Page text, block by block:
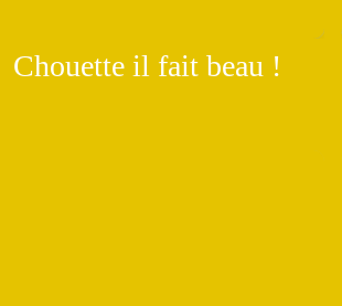
Chouette il fait beau !